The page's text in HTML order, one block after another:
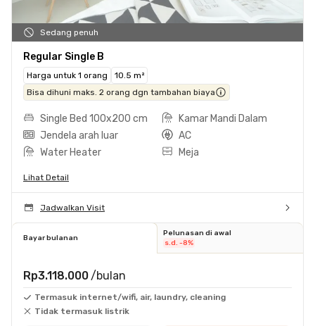
Sedang penuh
Regular Single B
Harga untuk 1 orang
10.5 m²
Bisa dihuni maks. 2 orang dgn tambahan biaya
Single Bed 100x200 cm
Kamar Mandi Dalam
Jendela arah luar
AC
Water Heater
Meja
Lihat Detail
Jadwalkan Visit
Bayar bulanan
Pelunasan di awal
s.d. -8%
Rp3.118.000 /bulan
Termasuk internet/wifi, air, laundry, cleaning
Tidak termasuk listrik